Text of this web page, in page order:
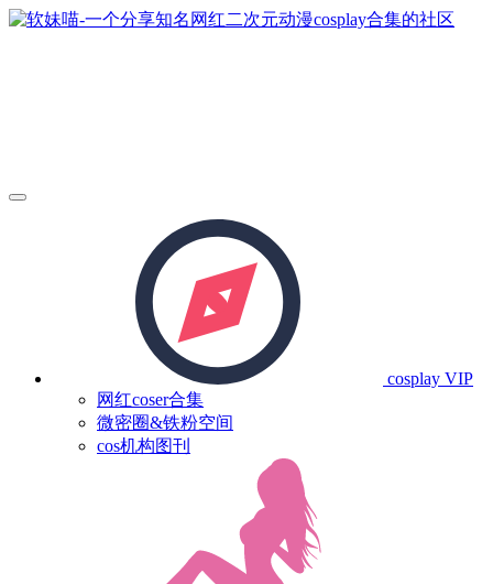
cosplay VIP
网红coser合集
微密圈&铁粉空间
cos机构图刊